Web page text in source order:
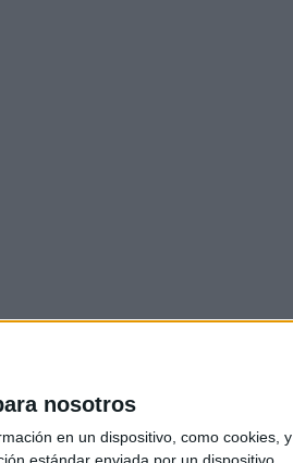
nosotros
en un dispositivo, como cookies, y
estándar enviada por un dispositivo